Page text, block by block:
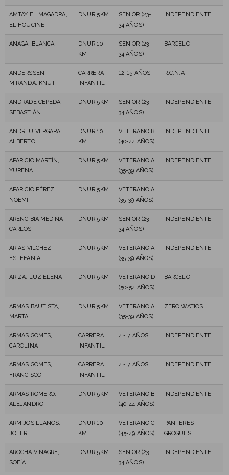
AMTAY EL MAGADRA,
EL HOUCINE
DNUR 5KM
SENIOR (23-
34 AÑOS)
INDEPENDIENTE
ANAGA, BLANCA
DNUR 10
KM
SENIOR (23-
34 AÑOS)
BARCELO
ANDERSSEN
MIRANDA, KNUT
CARRERA
INFANTIL
12-15 AÑOS R.C.N.A
ANDRADE CEPEDA,
SEBASTIÁN
DNUR 5KM
SENIOR (23-
34 AÑOS)
INDEPENDIENTE
ANDREU VERGARA,
ALBERTO
DNUR 10
KM
VETERANO B
(40-44 AÑOS)
INDEPENDIENTE
APARICIO MARTÍN,
YURENA
DNUR 5KM
VETERANO A
(35-39 AÑOS)
INDEPENDIENTE
APARICIO PÉREZ,
NOEMI
DNUR 5KM
VETERANO A
(35-39 AÑOS)
ARENCIBIA MEDINA,
CARLOS
DNUR 5KM
SENIOR (23-
34 AÑOS)
INDEPENDIENTE
ARIAS VILCHEZ,
ESTEFANIA
DNUR 5KM
VETERANO A
(35-39 AÑOS)
INDEPENDIENTE
ARIZA, LUZ ELENA DNUR 5KM
VETERANO D
(50-54 AÑOS)
BARCELO
ARMAS BAUTISTA,
MARTA
DNUR 5KM
VETERANO A
(35-39 AÑOS)
ZERO WATIOS
ARMAS GOMES,
CAROLINA
CARRERA
INFANTIL
4 - 7 AÑOS INDEPENDIENTE
ARMAS GOMES,
FRANCISCO
CARRERA
INFANTIL
4 - 7 AÑOS INDEPENDIENTE
ARMAS ROMERO,
ALEJANDRO
DNUR 5KM
VETERANO B
(40-44 AÑOS)
INDEPENDIENTE
ARMIJOS LLANOS,
JOFFRE
DNUR 10
KM
VETERANO C
(45-49 AÑOS)
PANTERES
GROGUES
AROCHA VINAGRE,
SOFÍA
DNUR 5KM
SENIOR (23-
34 AÑOS)
INDEPENDIENTE